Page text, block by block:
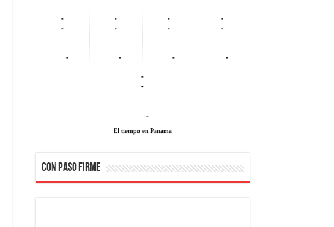
-
-
-
-
-
-
-
-
-
-
-
-
-
-
-
El tiempo en Panama
CON PASO FIRME